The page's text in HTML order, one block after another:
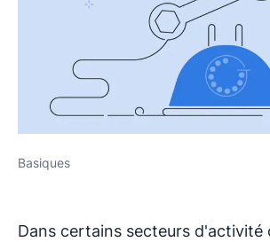
Basiques
Dans certains secteurs d'activité